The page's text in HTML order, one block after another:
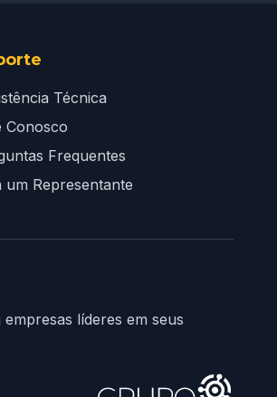
Técnica
Conosco
Frequentes
um Representante
líderes em seus